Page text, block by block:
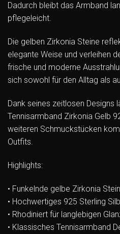
Dadurch bleibt das Armband
pflegeleicht.
Die gelben Zirkonia Steine
elegante Weise und verleihen
frische und moderne
sich sowohl für den Alltag als
Dank seines zeitlosen Designs
Tennisarmband Zirkonia Gelb
weiteren Schmuckstücken
Outfits.
Highlights:
• Funkelnde gelbe Zirkonia
• Hochwertiges 925 Sterling
• Rhodiniert für langlebigen
• Klassisches Tennisarmband